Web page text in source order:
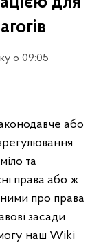
о 09:05
або
та
права або ж
про права
засади
наш Wiki